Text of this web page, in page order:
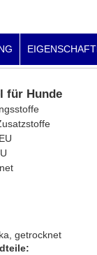
für Hunde
getrocknet